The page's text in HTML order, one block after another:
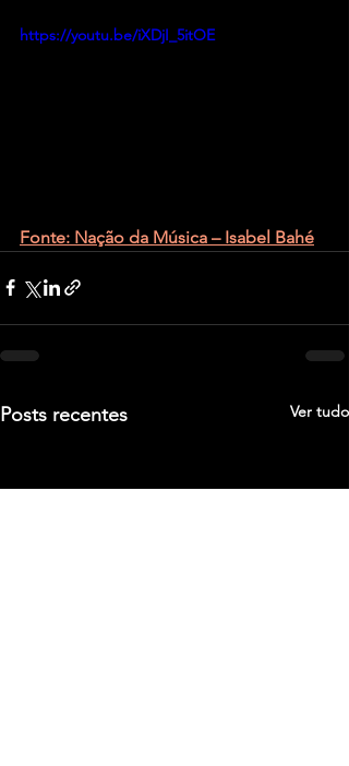
https://youtu.be/iXDjI_5itOE
Fonte: Nação da Música – Isabel Bahé
Posts recentes Ver tudo